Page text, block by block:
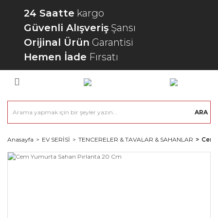
24 Saatte kargo
Güvenli Alışveriş Şansı
Orijinal Ürün Garantisi
Hemen İade Fırsatı
ARA
Anasayfa EV SERİSİ TENCERELER & TAVALAR & SAHANLAR Cem